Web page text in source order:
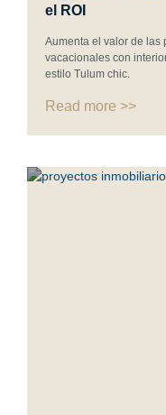
el ROI
Aumenta el valor de las
vacacionales con
estilo Tulum chic.
Read more >>